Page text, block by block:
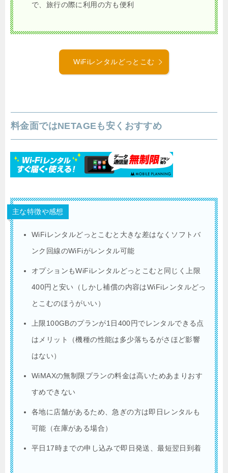
で、旅行の際に利用の方も便利
WiFiレンタルどっとこむ
料金面ではNETAGEも安くおすすめ
主な特徴や感想
WiFiレンタルどっとこむと大きな差はなくソフトバ
ンク回線のWiFiがレンタル可能
オプションもWiFiレンタルどっとこむと同じく上限
400円と安い（しかし補償の内容はWiFiレンタルどっ
とこむのほうがいい）
上限100GBのプランが1日400円でレンタルできる点
はメリット（機種の性能は多少落ちるがさほど影響
はない）
WiMAXの無制限プランの料金は高いためあまりおす
すめできない
各地に店舗があるため、急ぎの方は即日レンタルも
可能（在庫がある場合）
平日17時までの申し込みで即日発送、最短翌日到着